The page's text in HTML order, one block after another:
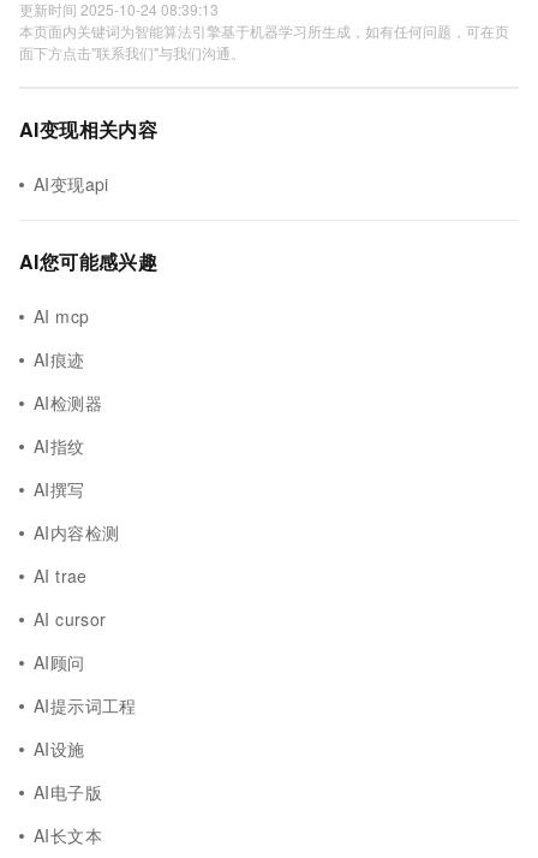
更新时间 2025-10-24 08:39:13
本页面内关键词为智能算法引擎基于机器学习所生成，如有任何问题，可在页
面下方点击"联系我们"与我们沟通。
AI变现相关内容
AI变现api
AI您可能感兴趣
AI mcp
AI痕迹
AI检测器
AI指纹
AI撰写
AI内容检测
AI trae
AI cursor
AI顾问
AI提示词工程
AI设施
AI电子版
AI长文本